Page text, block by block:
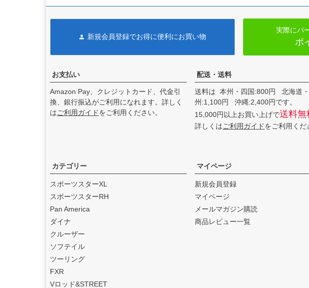
D&D エキゾースト（ディー
た。
feture ヘルメット（フュー
チャーヘルメット）の取り
扱いを始めました。
ました。
2024.12
s（ブローパフォーマンスエ
キゾースト）
始めました。
2024.11
By City（バイ シティ）
本総代理店となりました。
2024.10
Dominator Motorcycles（ド
新規会員登録でお得に便利にお買い物
実際にパ
ポ
お支払い
Amazon Pay、クレジットカード、代金引
換、銀行振込がご利用になれます。詳しく
はご利用ガイドをご利用ください。
配送・送料
送料は 本州・四国:800円 北海道
州:1,100円 沖縄:2,400円です。
15,000円以上お買い上げで送料無
詳しくはご利用ガイドをご利用くだ
カテゴリー
スポーツスターXL
スポーツスターRH
Pan America
ダイナ
クルーザー
ソフテイル
ツーリング
FXR
Vロッド&STREET
マイページ
新規会員登録
マイページ
メールマガジン購読
商品レビュー一覧